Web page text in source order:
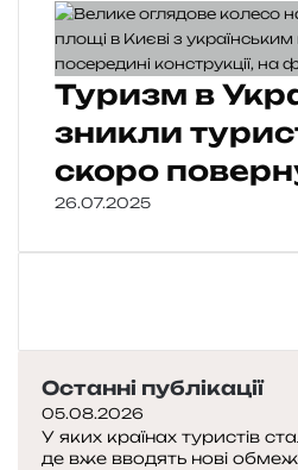
Туризм в
зникли
скоро
26.07.2025
Останні публікації
05.08.2026
У яких країнах туристів
де вже вводять нові